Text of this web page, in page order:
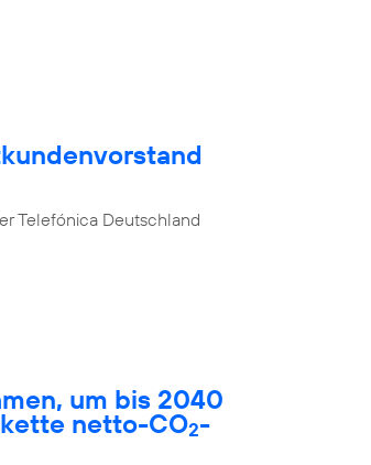
Telefónica Deutschland
um bis 2040
netto-CO2-